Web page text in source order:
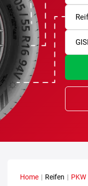
Home | Reifen | PKW